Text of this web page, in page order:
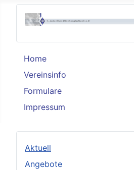
Home
Vereinsinfo
Formulare
Impressum
Aktuell
Angebote